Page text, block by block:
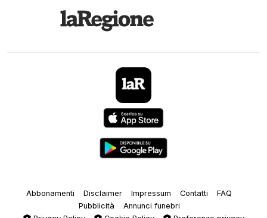
Abbonamenti Disclaimer Impressum Contatti
FAQ
Pubblicità
Annunci funebri